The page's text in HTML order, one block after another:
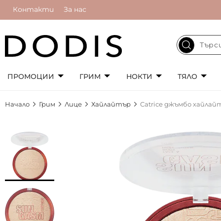
Контакти За нас
ПРОМОЦИИ ГРИМ НОКТИ ТЯЛО
Начало Грим Лице Хайлайтър Catrice джъмбо
към
края
на
галерията
изображенията